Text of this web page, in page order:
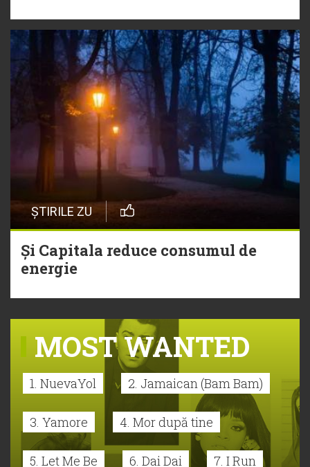
ȘTIRILE ZU
Și Capitala reduce consumul de
energie
MOST WANTED
1. NuevaYol 2. Jamaican (Bam Bam)
3. Yamore 4. Mor după tine
5. Let Me Be 6. Dai Dai 7. I Run